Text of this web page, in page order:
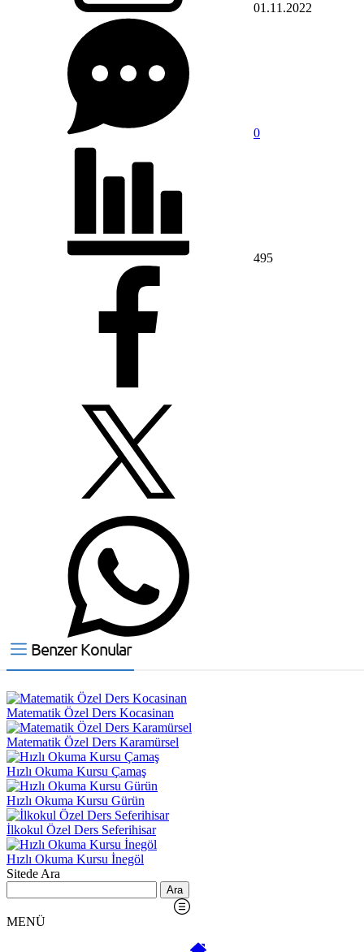
01.11.2022
0
495
Benzer Konular
Matematik Özel Ders Kocasinan
Matematik Özel Ders Karamürsel
Hızlı Okuma Kursu Çamaş
Hızlı Okuma Kursu Gürün
İlkokul Özel Ders Seferihisar
Hızlı Okuma Kursu İnegöl
Sitede Ara
MENÜ